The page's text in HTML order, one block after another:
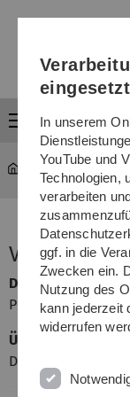
Menü
mawi-stochastik
Veranstalter
Dozent
Prof. Dr. Evgeny
Übungsleiter
Dr. Vitalii Makogin
In unserem
YouTube und
Technologien,
verarbeiten
ggf. in die
Zwecken ein.
Nutzung des
kann jederzeit
widerrufen